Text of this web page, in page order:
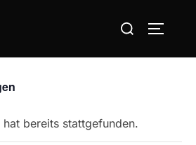
Suchen
hat bereits stattgefunden.